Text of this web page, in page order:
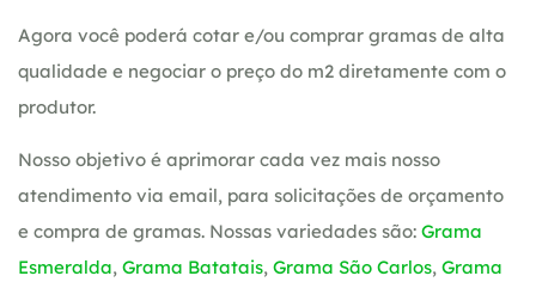
Agora você poderá cotar e/ou comprar gramas de alta
qualidade e negociar o preço do m2 diretamente com o
produtor.
Nosso objetivo é aprimorar cada vez mais nosso
atendimento via email, para solicitações de orçamento
e compra de gramas. Nossas variedades são: Grama
Esmeralda, Grama Batatais, Grama São Carlos, Grama